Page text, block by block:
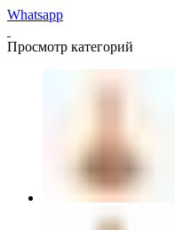
Whatsapp
Просмотр категорий